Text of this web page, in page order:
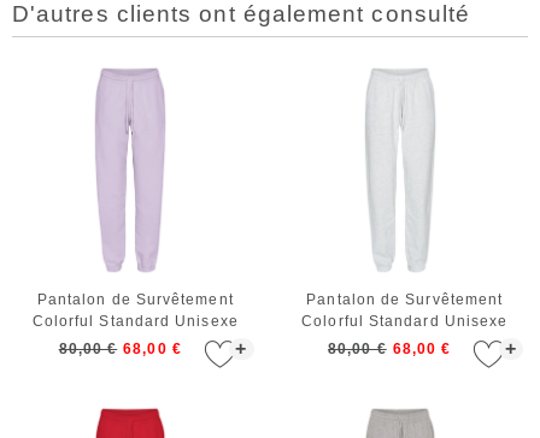
D'autres clients ont également consulté
+
Pantalon de Survêtement
Colorful Standard Unisexe
Organic Sweatpants Soft
80,00 € 68,00 € +
Pantalon de Survêtement
Colorful Standard Unisexe
Organic Sweatpants Snow
80,00 € 68,00 €